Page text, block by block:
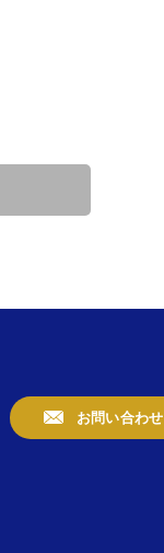
お問い合わせ